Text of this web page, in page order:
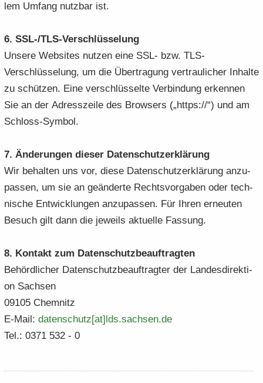
lem Um­fang nutz­bar ist.
6. SSL-/TLS-​Verschlüsselung
Un­se­re Web­sites nut­zen eine SSL- bzw. TLS-​
Verschlüsselung, um die Über­tra­gung ver­trau­li­cher In­hal­te
zu schüt­zen. Eine ver­schlüs­sel­te Ver­bin­dung er­ken­nen
Sie an der Adress­zei­le des Brow­sers („https://“) und am
Schloss-​Symbol.
7. Än­de­run­gen die­ser Da­ten­schutz­er­klä­rung
Wir be­hal­ten uns vor, diese Da­ten­schutz­er­klä­rung an­zu­
pas­sen, um sie an ge­än­der­te Rechts­vor­ga­ben oder tech­
ni­sche Ent­wick­lun­gen an­zu­pas­sen. Für Ihren er­neu­ten
Be­such gilt dann die je­weils ak­tu­el­le Fas­sung.
8. Kon­takt zum Da­ten­schutz­be­auf­trag­ten
Be­hörd­li­cher Da­ten­schutz­be­auf­trag­ter der Lan­des­di­rek­ti­
on Sach­sen
09105 Chem­nitz
E-​Mail: da­ten­schutz[at]lds.​sachsen.​de
Tel.: 0371 532 - 0